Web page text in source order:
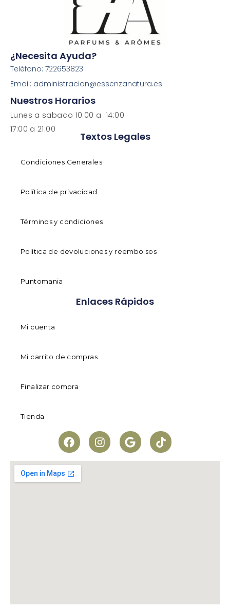
¿Necesita Ayuda?
Teléfono: 722653823
Email: administracion@essenzanatura.es
Nuestros Horarios
Lunes a sabado 10:00 a 14:00
17:00 a 21:00
Textos Legales
Condiciones Generales
Política de privacidad
Términos y condiciones
Política de devoluciones y reembolsos
Puntomania
Enlaces Rápidos
Mi cuenta
Mi carrito de compras
Finalizar compra
Tienda